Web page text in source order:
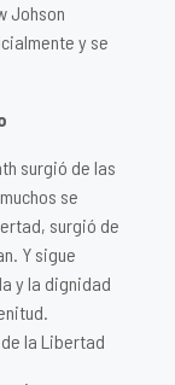
Johson
y se
surgió de las
se
surgió de
Y sigue
y la dignidad
la Libertad